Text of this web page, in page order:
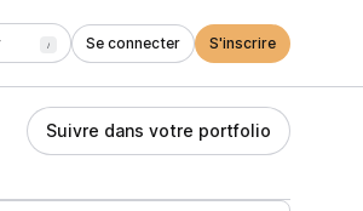
/ Se connecter S'inscrire
Suivre dans votre portfolio